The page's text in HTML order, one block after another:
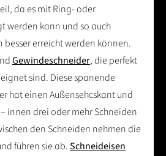
da es mit Ring- oder
werden kann und so auch
erreicht werden können.
Gewindeschneider, die perfekt
sind. Diese spanende
hat einen Außensehcskant und
innen drei oder mehr Schneiden
den Schneiden nehmen die
führen sie ab.Schneideisen